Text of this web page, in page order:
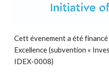
Cett évenement a été
Excellence (subvention «
IDEX-0008)